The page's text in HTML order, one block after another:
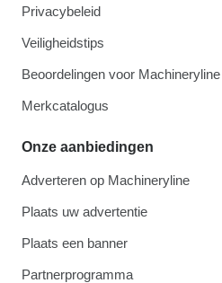
Privacybeleid
Veiligheidstips
Beoordelingen voor Machineryline
Merkcatalogus
Onze aanbiedingen
Adverteren op Machineryline
Plaats uw advertentie
Plaats een banner
Partnerprogramma